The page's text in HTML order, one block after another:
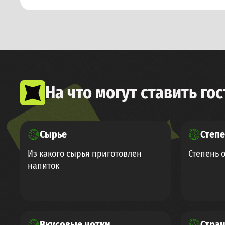
На что могут ставить
Сырье
Из какого сырья приготовлен
напиток
Степень